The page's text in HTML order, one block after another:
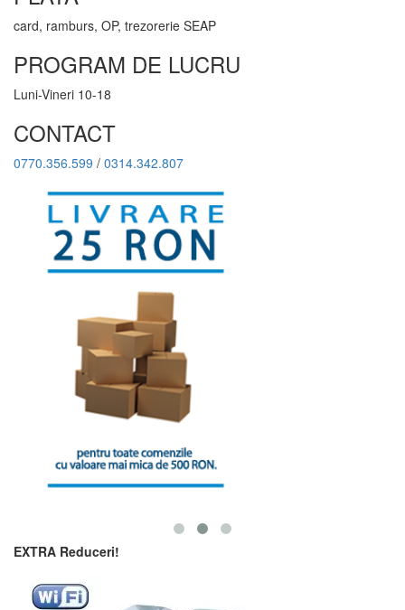
card, ramburs, OP, trezorerie SEAP
PROGRAM DE LUCRU
Luni-Vineri 10-18
CONTACT
0770.356.599 / 0314.342.807
EXTRA Reduceri!